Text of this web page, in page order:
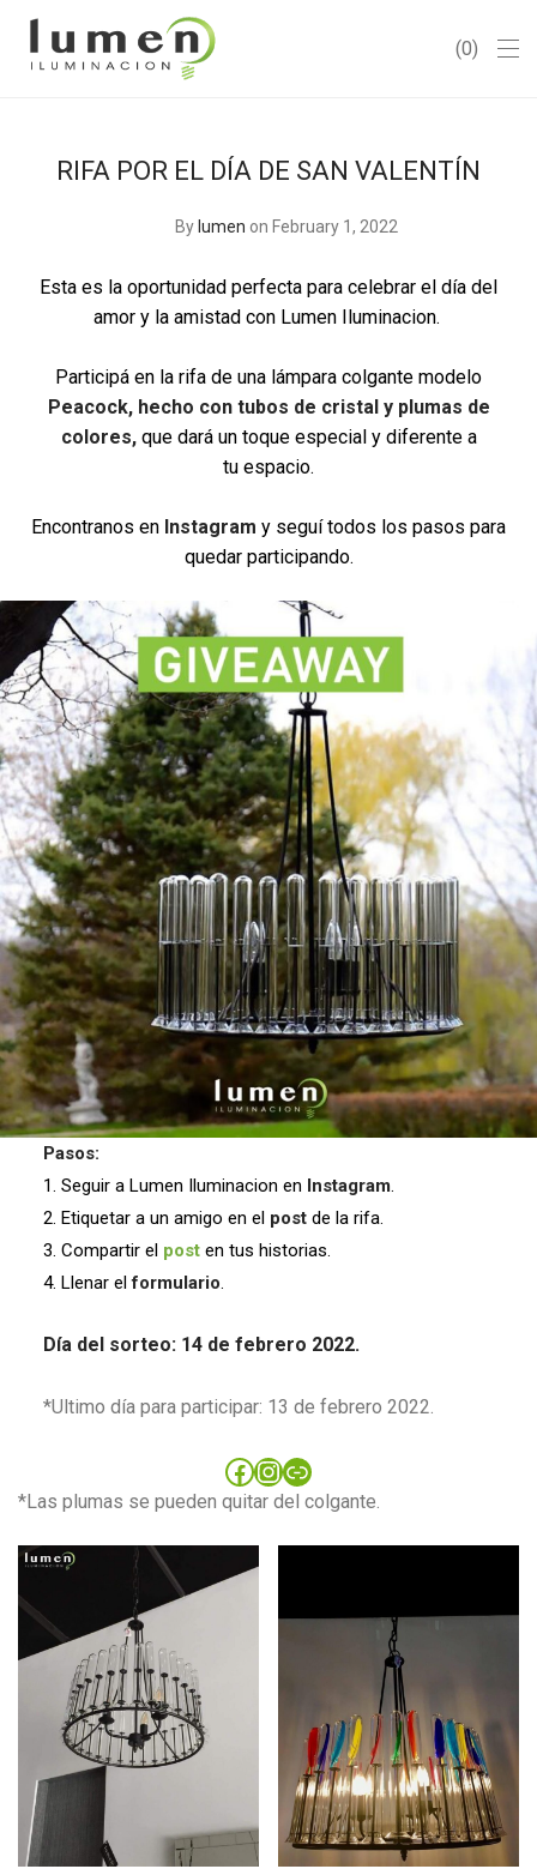
0
RIFA POR EL DÍA DE SAN VALENTÍN
By lumen on February 1, 2022
Esta es la oportunidad perfecta para celebrar el día del
amor y la amistad con Lumen Iluminacion.
Participá en la rifa de una lámpara colgante modelo
Peacock, hecho con tubos de cristal y plumas de
colores,que dará un toque especial y diferente a
tu espacio.
Encontranos en Instagram y seguí todos los pasos para
quedar participando.
Pasos:
1. Seguir a Lumen Iluminacion en Instagram.
2. Etiquetar a un amigo en el postde la rifa.
3. Compartir el posten tus historias.
4. Llenar elformulario.
Día del sorteo: 14 de febrero 2022.
*Ultimo día para participar: 13 de febrero 2022.
Facebook
Instagram
Link
*Las plumas se pueden quitar del colgante.